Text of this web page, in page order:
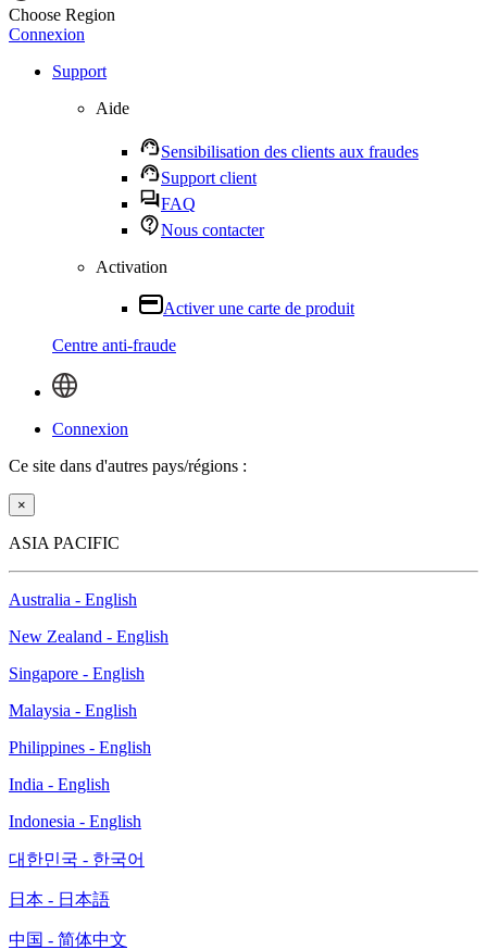
Choose Region
Connexion
Support
Aide
Sensibilisation des clients aux fraudes
Support client
FAQ
Nous contacter
Activation
Activer une carte de produit
Centre anti-fraude
Connexion
Ce site dans d'autres pays/régions :
×
ASIA PACIFIC
Australia - English
New Zealand - English
Singapore - English
Malaysia - English
Philippines - English
India - English
Indonesia - English
대한민국 - 한국어
日本 - 日本語
中国 - 简体中文